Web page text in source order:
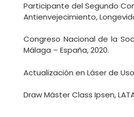
Participante del Segundo
Antienvejecimiento,
Congreso Nacional de la
Málaga – España, 2020.
Actualización en Láser de
Draw Máster Class Ipsen,